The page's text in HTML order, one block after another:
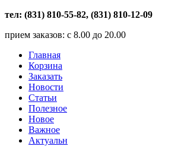
тел: (831) 810-55-82, (831) 810-12-09
прием заказов: с 8.00 до 20.00
Главная
Корзина
Заказать
Новости
Статьи
Полезное
Новое
Важное
Актуальн